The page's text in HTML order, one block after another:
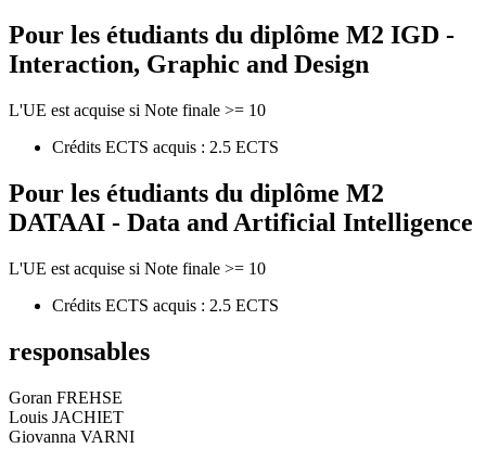
Pour les étudiants du diplôme M2 IGD -
Interaction, Graphic and Design
L'UE est acquise si Note finale >= 10
Crédits ECTS acquis : 2.5 ECTS
Pour les étudiants du diplôme M2
DATAAI - Data and Artificial Intelligence
L'UE est acquise si Note finale >= 10
Crédits ECTS acquis : 2.5 ECTS
responsables
Goran FREHSE
Louis JACHIET
Giovanna VARNI